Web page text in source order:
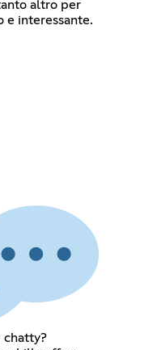
altro per
e interessante.
chatty?